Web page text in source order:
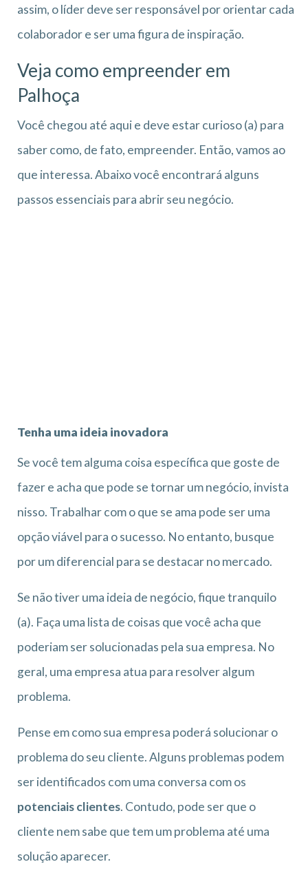
assim, o líder deve ser responsável por orientar cada
colaborador e ser uma figura de inspiração.
Veja como empreender em
Palhoça
Você chegou até aqui e deve estar curioso (a) para
saber como, de fato, empreender. Então, vamos ao
que interessa. Abaixo você encontrará alguns
passos essenciais para abrir seu negócio.
Tenha uma ideia inovadora
Se você tem alguma coisa específica que goste de
fazer e acha que pode se tornar um negócio, invista
nisso. Trabalhar com o que se ama pode ser uma
opção viável para o sucesso. No entanto, busque
por um diferencial para se destacar no mercado.
Se não tiver uma ideia de negócio, fique tranquilo
(a). Faça uma lista de coisas que você acha que
poderiam ser solucionadas pela sua empresa. No
geral, uma empresa atua para resolver algum
problema.
Pense em como sua empresa poderá solucionar o
problema do seu cliente. Alguns problemas podem
ser identificados com uma conversa com os
potenciais clientes. Contudo, pode ser que o
cliente nem sabe que tem um problema até uma
solução aparecer.